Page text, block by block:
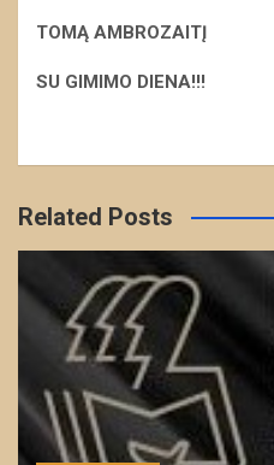
TOMĄ AMBROZAITĮ
SU GIMIMO DIENA!!!
Related Posts